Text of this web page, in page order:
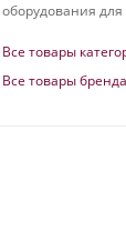
оборудования
Все товары
Все товары